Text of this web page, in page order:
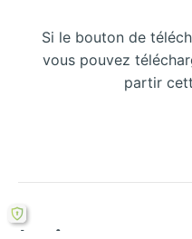
Si le bouton de
vous pouvez
partir